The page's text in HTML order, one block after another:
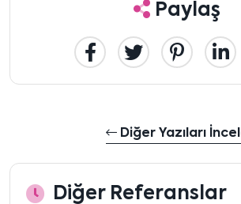
Paylaş
Diğer Yazıları
Diğer Referanslar